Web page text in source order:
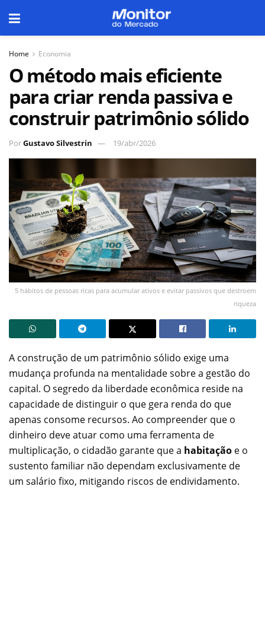
Home Economia
O método mais eficiente
para criar renda passiva e
construir patrimônio sólido
PorGustavo Silvestrin 19/abr/2026
5 hábitos de pessoas ricas para acumular ativos e evitar passivos que destroem
riqueza
A construção de um patrimônio sólido exige uma
mudança profunda na mentalidade sobre a gestão do
capital. O segredo da liberdade econômica reside na
capacidade de distinguir o que gera renda do que
apenas consome recursos. Ao compreender que o
dinheiro deve atuar como uma ferramenta de
multiplicação, o cidadão garante que a habitação e o
sustento familiar não dependam exclusivamente de
um salário fixo, mitigando riscos de endividamento.